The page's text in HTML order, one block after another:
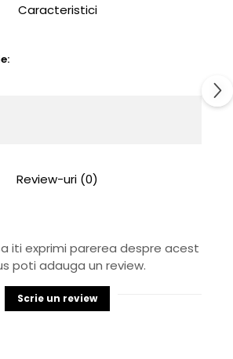
Caracteristici
Review-uri (0)
iti exprimi parerea despre acest
poti adauga un review.
Scrie un review